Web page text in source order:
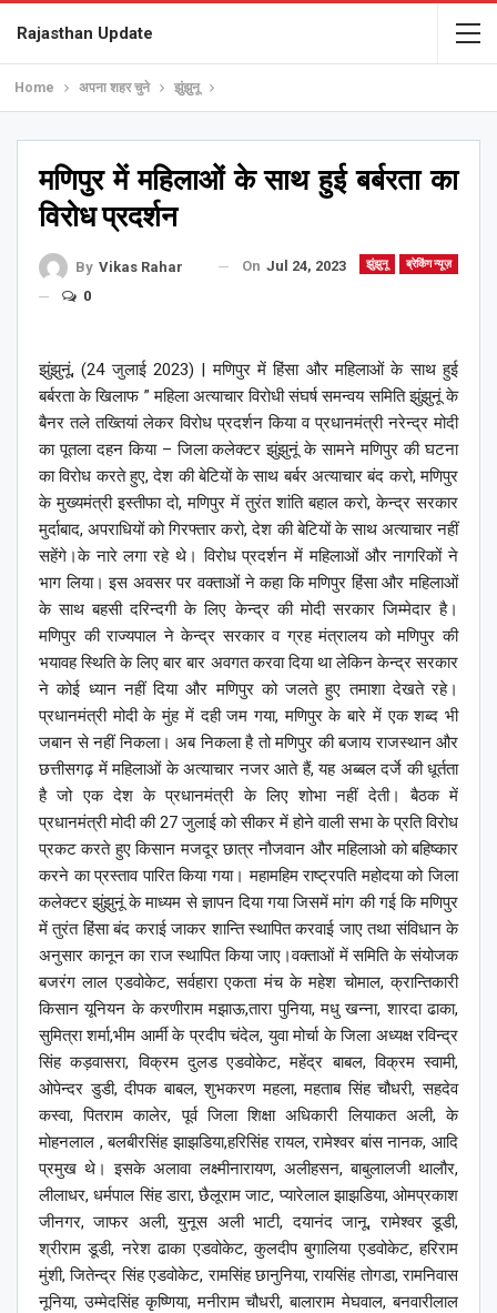
Rajasthan Update
Home अपना शहर चुने झुंझुनू
मणिपुर में महिलाओं के साथ हुई बर्बरता का
विरोध प्रदर्शन
झुंझुनू ब्रेकिंग न्यूज़
By Vikas Rahar On Jul 24, 2023
0
झुंझुनूं, (24 जुलाई 2023) | मणिपुर में हिंसा और महिलाओं के साथ हुई
बर्बरता के खिलाफ ” महिला अत्याचार विरोधी संघर्ष समन्वय समिति झुंझुनूं के
बैनर तले तख्तियां लेकर विरोध प्रदर्शन किया व प्रधानमंत्री नरेन्द्र मोदी
का पूतला दहन किया – जिला कलेक्टर झुंझुनूं के सामने मणिपुर की घटना
का विरोध करते हुए, देश की बेटियों के साथ बर्बर अत्याचार बंद करो, मणिपुर
के मुख्यमंत्री इस्तीफा दो, मणिपुर में तुरंत शांति बहाल करो, केन्द्र सरकार
मुर्दाबाद, अपराधियों को गिरफ्तार करो, देश की बेटियों के साथ अत्याचार नहीं
सहेंगे।के नारे लगा रहे थे। विरोध प्रदर्शन में महिलाओं और नागरिकों ने
भाग लिया। इस अवसर पर वक्ताओं ने कहा कि मणिपुर हिंसा और महिलाओं
के साथ बहसी दरिन्दगी के लिए केन्द्र की मोदी सरकार जिम्मेदार है।
मणिपुर की राज्यपाल ने केन्द्र सरकार व ग्रह मंत्रालय को मणिपुर की
भयावह स्थिति के लिए बार बार अवगत करवा दिया था लेकिन केन्द्र सरकार
ने कोई ध्यान नहीं दिया और मणिपुर को जलते हुए तमाशा देखते रहे।
प्रधानमंत्री मोदी के मुंह में दही जम गया, मणिपुर के बारे में एक शब्द भी
जबान से नहीं निकला। अब निकला है तो मणिपुर की बजाय राजस्थान और
छत्तीसगढ़ में महिलाओं के अत्याचार नजर आते हैं, यह अब्बल दर्जे की धूर्तता
है जो एक देश के प्रधानमंत्री के लिए शोभा नहीं देती। बैठक में
प्रधानमंत्री मोदी की 27 जुलाई को सीकर में होने वाली सभा के प्रति विरोध
प्रकट करते हुए किसान मजदूर छात्र नौजवान और महिलाओ को बहिष्कार
करने का प्रस्ताव पारित किया गया। महामहिम राष्ट्रपति महोदया को जिला
कलेक्टर झुंझुनूं के माध्यम से ज्ञापन दिया गया जिसमें मांग की गई कि मणिपुर
में तुरंत हिंसा बंद कराई जाकर शान्ति स्थापित करवाई जाए तथा संविधान के
अनुसार कानून का राज स्थापित किया जाए।वक्ताओं में समिति के संयोजक
बजरंग लाल एडवोकेट, सर्वहारा एकता मंच के महेश चोमाल, क्रान्तिकारी
किसान यूनियन के करणीराम मझाऊ,तारा पुनिया, मधु खन्ना, शारदा ढाका,
सुमित्रा शर्मा,भीम आर्मी के प्रदीप चंदेल, युवा मोर्चा के जिला अध्यक्ष रविन्द्र
सिंह कड़वासरा, विक्रम दुलड एडवोकेट, महेंद्र बाबल, विक्रम स्वामी,
ओपेन्दर डुडी, दीपक बाबल, शुभकरण महला, महताब सिंह चौधरी, सहदेव
कस्वा, पितराम कालेर, पूर्व जिला शिक्षा अधिकारी लियाकत अली, के
मोहनलाल , बलबीरसिंह झाझडिया,हरिसिंह रायल, रामेश्वर बांस नानक, आदि
प्रमुख थे। इसके अलावा लक्ष्मीनारायण, अलीहसन, बाबुलालजी थालौर,
लीलाधर, धर्मपाल सिंह डारा, छैलूराम जाट, प्यारेलाल झाझडिया, ओमप्रकाश
जीनगर, जाफर अली, युनूस अली भाटी, दयानंद जानू, रामेश्वर डूडी,
श्रीराम डूडी, नरेश ढाका एडवोकेट, कुलदीप बुगालिया एडवोकेट, हरिराम
मुंशी, जितेन्द्र सिंह एडवोकेट, रामसिंह छानुनिया, रायसिंह तोगडा, रामनिवास
नूनिया, उम्मेदसिंह कृष्णिया, मनीराम चौधरी, बालाराम मेघवाल, बनवारीलाल